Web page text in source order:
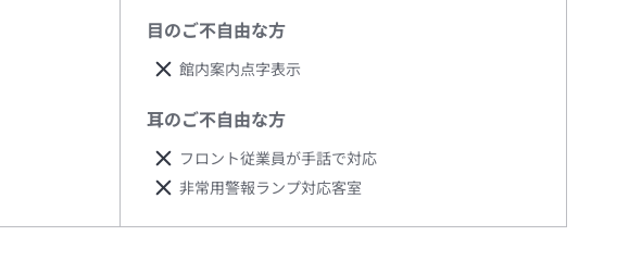
目のご不自由な方
館内案内点字表示
耳のご不自由な方
フロント従業員が手話で対応
非常用警報ランプ対応客室